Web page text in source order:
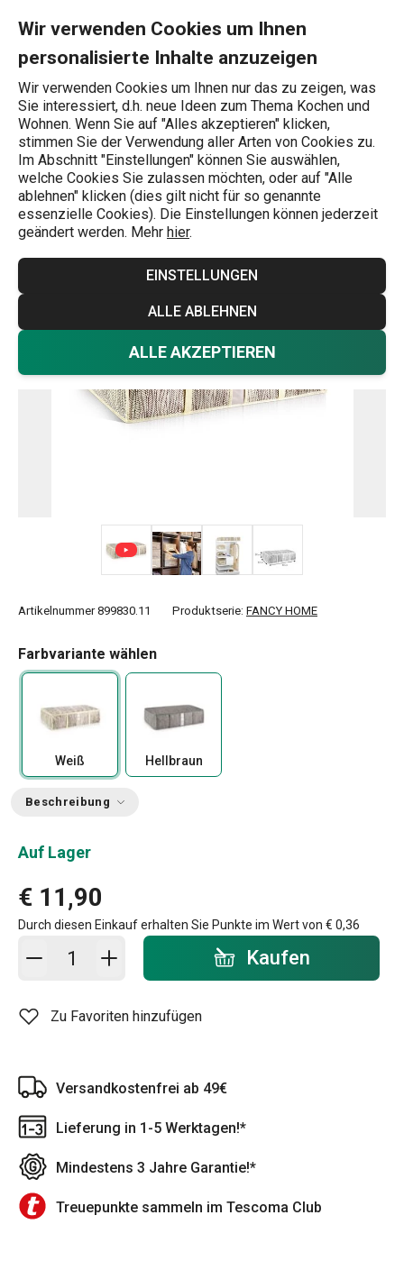
Wir verwenden Cookies um Ihnen
personalisierte Inhalte anzuzeigen
Wir verwenden Cookies um Ihnen nur das zu zeigen, was
Sie interessiert, d.h. neue Ideen zum Thema Kochen und
Wohnen. Wenn Sie auf "Alles akzeptieren" klicken,
stimmen Sie der Verwendung aller Arten von Cookies zu.
Im Abschnitt "Einstellungen" können Sie auswählen,
welche Cookies Sie zulassen möchten, oder auf "Alle
ablehnen" klicken (dies gilt nicht für so genannte
essenzielle Cookies). Die Einstellungen können jederzeit
geändert werden. Mehr hier.
EINSTELLUNGEN
ALLE ABLEHNEN
ALLE AKZEPTIEREN
Wonach suchen Sie?
Aufbewahrung von Kleidung und Schuhen
Schutzhülle für Bettdecken FANCY
HOME 80 x 52 x 20 cm, cremefarbig
Artikelnummer 899830.11 Produktserie: FANCY HOME
Farbvariante wählen
Weiß Hellbraun
Beschreibung
Auf Lager
€ 11,90
Durch diesen Einkauf erhalten Sie Punkte im Wert von € 0,36
In den Warenkorb - Menge Kaufen
Zu Favoriten hinzufügen
Versandkostenfrei ab 49€
Lieferung in 1-5 Werktagen!*
Mindestens 3 Jahre Garantie!*
Treuepunkte sammeln im Tescoma Club